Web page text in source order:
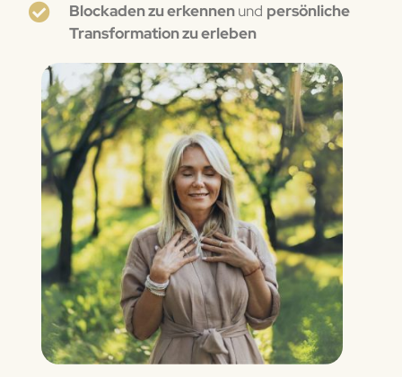
Blockaden zu erkennenund persönliche
Transformation zu erleben